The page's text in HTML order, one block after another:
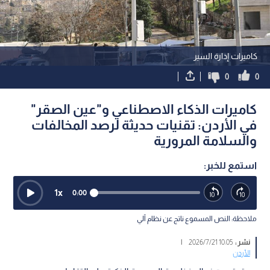
كاميرات إدارة السير
0
0
كاميرات الذكاء الاصطناعي و"عين الصقر"
في الأردن: تقنيات حديثة لرصد المخالفات
والسلامة المرورية
استمع للخبر:
0:00
1x
ملاحظة: النص المسموع ناتج عن نظام آلي
نشر :10:05 2026/7/21
|
الأردن